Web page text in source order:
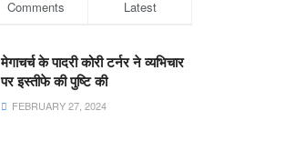
Comments Latest
मेगाचर्च के पादरी कोरी टर्नर ने व्यभिचार
पर इस्तीफे की पुष्टि की
FEBRUARY 27, 2024